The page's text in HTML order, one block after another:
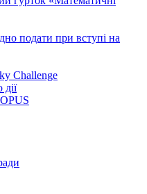
подати при вступі на
Challenge